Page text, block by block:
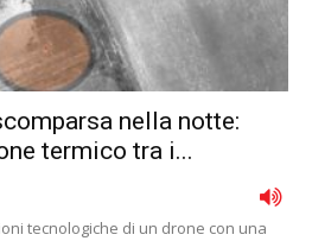
nella notte:
termico tra i...
tecnologiche di un drone con una